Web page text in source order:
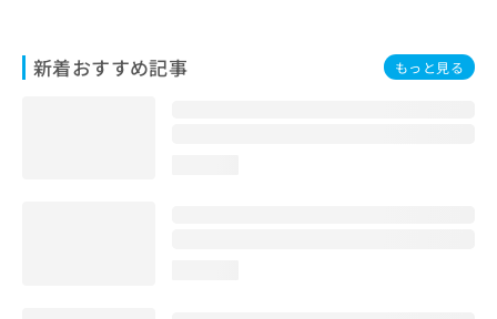
新着おすすめ記事 もっと見る
い
合